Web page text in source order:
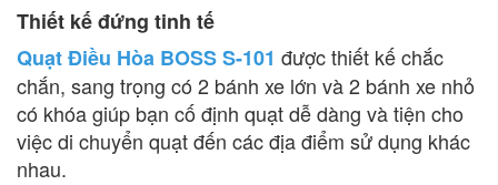
Thiết kế đứng tinh tế
Quạt Điều Hòa BOSS S-101 được thiết kế chắc
chắn, sang trọng có 2 bánh xe lớn và 2 bánh xe nhỏ
có khóa giúp bạn cố định quạt dễ dàng và tiện cho
việc di chuyển quạt đến các địa điểm sử dụng khác
nhau.